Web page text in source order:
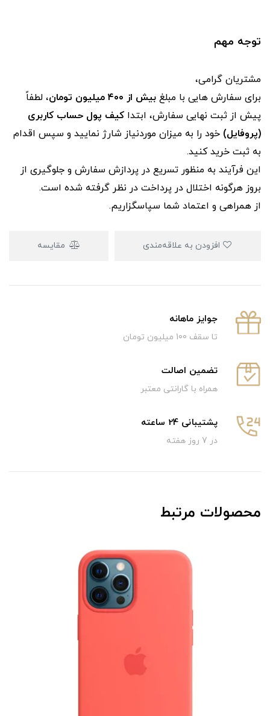
توجه مهم
مشتریان گرامی،
برای سفارش‌ هایی با مبلغ بیش از ۴۰۰ میلیون تومان
، لطفاً
پیش از ثبت نهایی سفارش، ابتدا کیف پول حساب کاربری
(پروفایل) خود را به میزان موردنیاز شارژ نمایید و سپس اقدام
به ثبت خرید کنید.
این فرآیند به‌ منظور تسریع در پردازش سفارش و جلوگیری از
بروز هرگونه اختلال در پرداخت در نظر گرفته شده است.
از همراهی و اعتماد شما سپاسگزاریم.
مقایسه
جوایز ماهانه
تا سقف 100 میلیون تومان
تضمین اصالت
همراه با گارانتی معتبر
پشتیبانی 24 ساعته
در 7 روز هفته
محصولات مرتبط